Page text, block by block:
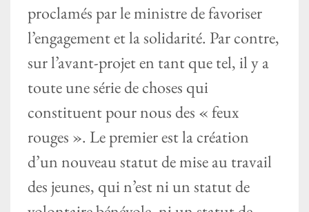
proclamés par le ministre de favoriser
l’engagement et la solidarité. Par contre,
sur l’avant-projet en tant que tel, il y a
toute une série de choses qui
constituent pour nous des « feux
rouges ». Le premier est la création
d’un nouveau statut de mise au travail
des jeunes, qui n’est ni un statut de